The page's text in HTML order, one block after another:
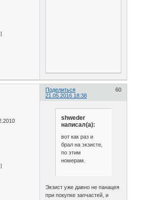
Поделиться
60
21.05.2016 18:38
shweder
написал(а):
вот как раз и
брал на экзисте,
по этим
номерам.
Экзист уже давно не панацея
при покупке запчастей, и